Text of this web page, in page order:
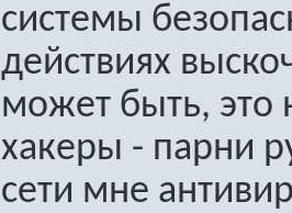
системы
действиях
может быть, это
хакеры - парни
сети мне